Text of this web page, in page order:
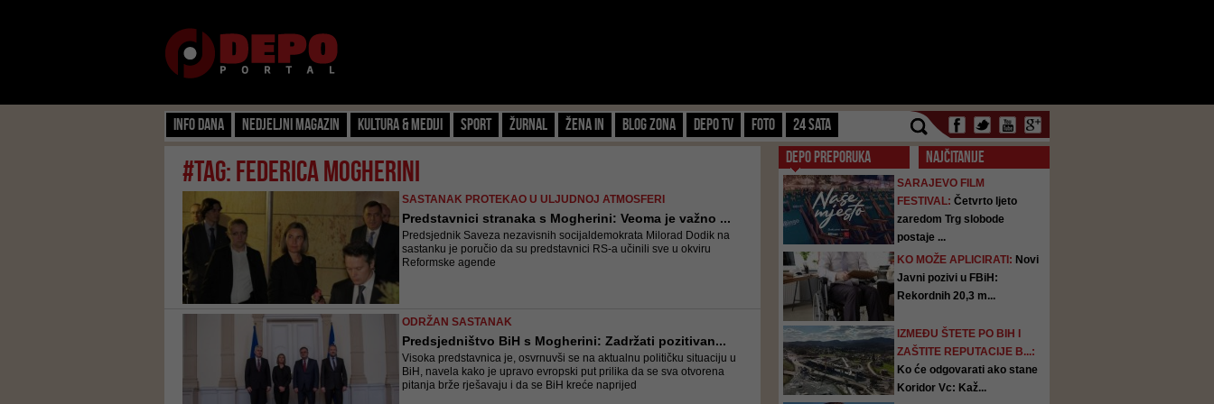
Info dana Nedjeljni magazin Kultura & Mediji Sport Žurnal Žena IN Blog zona Depo TV FOTO 24 SATA
#tag: Federica Mogherini
SASTANAK PROTEKAO U ULJUDNOJ ATMOSFERI
Predstavnici stranaka s Mogherini: Veoma je važno ...
Predsjednik Saveza nezavisnih socijaldemokrata Milorad Dodik na
sastanku je poručio da su predstavnici RS-a učinili sve u okviru
Reformske agende
ODRŽAN SASTANAK
Predsjedništvo BiH s Mogherini: Zadržati pozitivan...
Visoka predstavnica je, osvrnuvši se na aktualnu političku situaciju u
BiH, navela kako je upravo evropski put prilika da se sva otvorena
pitanja brže rješavaju i da se BiH kreće naprijed
DEPO PREPORUKA NAJČITANIJE
SARAJEVO FILM
FESTIVAL: Četvrto ljeto
zaredom Trg slobode
postaje ...
KO MOŽE APLICIRATI: Novi
Javni pozivi u FBiH:
Rekordnih 20,3 m...
IZMEĐU ŠTETE PO BIH I
ZAŠTITE REPUTACIJE B...:
Ko će odgovarati ako stane
Koridor Vc: Kaž...